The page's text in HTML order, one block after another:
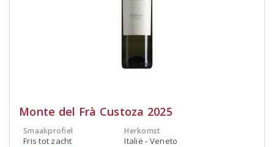
Monte del Frà Custoza 2025
Smaakprofiel
Fris tot zacht
Herkomst
Italië - Veneto